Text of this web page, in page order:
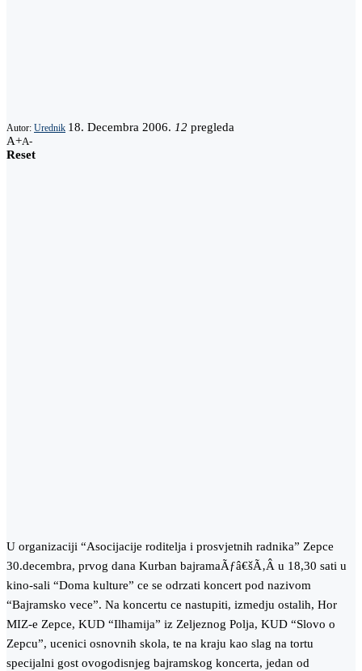
Autor: Urednik 18. Decembra 2006. 12 pregleda
A+A-
Reset
U organizaciji “Asocijacije roditelja i prosvjetnih radnika” Zepce
30.decembra, prvog dana Kurban bajramaÃƒâ€šÃ‚Â u 18,30 sati u
kino-sali “Doma kulture” ce se odrzati koncert pod nazivom
“Bajramsko vece”. Na koncertu ce nastupiti, izmedju ostalih, Hor
MIZ-e Zepce, KUD “Ilhamija” iz Zeljeznog Polja, KUD “Slovo o
Zepcu”, ucenici osnovnih skola, te na kraju kao slag na tortu
specijalni gost ovogodisnjeg bajramskog koncerta, jedan od